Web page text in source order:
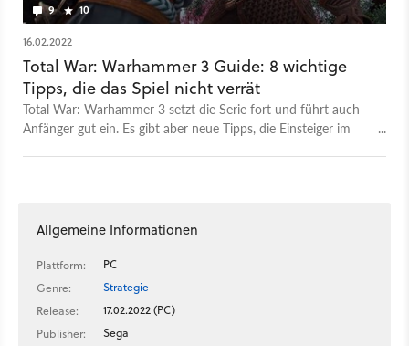
9 10
16.02.2022
Total War: Warhammer 3 Guide: 8 wichtige
Tipps, die das Spiel nicht verrät
Total War: Warhammer 3 setzt die Serie fort und führt auch
Anfänger gut ein. Es gibt aber neue Tipps, die Einsteiger im
Allgemeine Informationen
Plattform:
PC
Genre:
Strategie
Release:
17.02.2022 (PC)
Publisher:
Sega